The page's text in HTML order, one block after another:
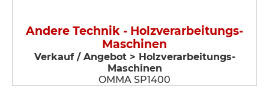
Andere Technik - Holzverarbeitungs-
Maschinen
Verkauf / Angebot > Holzverarbeitungs-
Maschinen
OMMA SP1400